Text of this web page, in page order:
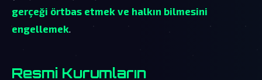
gerçeği örtbas etmek ve halkın bilmesini
engellemek
Resmi Kurumların